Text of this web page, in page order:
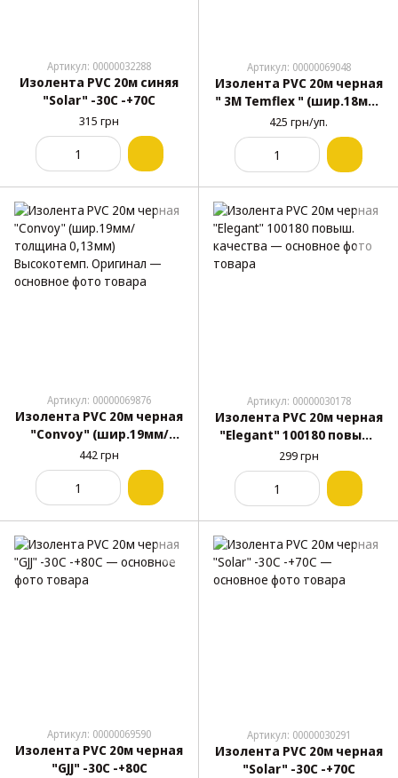
Артикул: 00000032288
Изолента PVC 20м синяя
"Solar" -30С -+70С
315 грн
Артикул: 00000069048
Изолента PVC 20м черная
" 3М Temflex " (шир.18мм/
толщина 0,13мм) 10шт
425 грн/уп.
Артикул: 00000069876
Изолента PVC 20м черная
"Convoy" (шир.19мм/
толщина 0,13мм)
Высокотемп. Оригинал
442 грн
Артикул: 00000030178
Изолента PVC 20м черная
"Elegant" 100180 повыш.
качества
299 грн
Артикул: 00000069590
Изолента PVC 20м черная
"GJJ" -30С -+80С
Артикул: 00000030291
Изолента PVC 20м черная
"Solar" -30С -+70С